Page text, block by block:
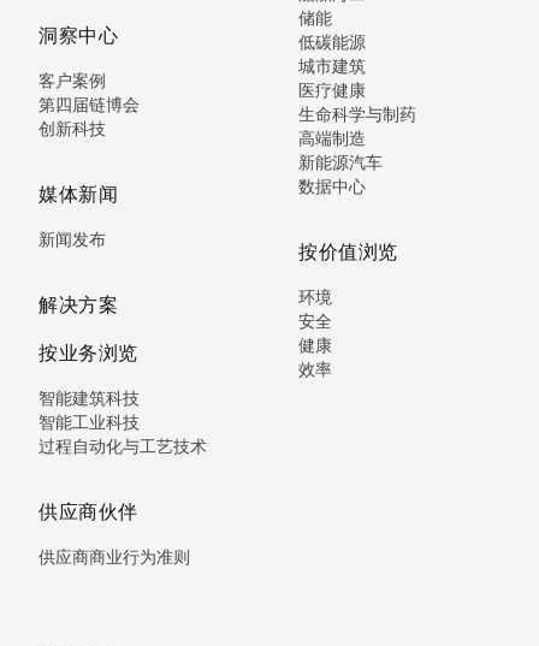
洞察中心
客户案例
第四届链博会
创新科技
媒体新闻
新闻发布
解决方案
按业务浏览
智能建筑科技
智能工业科技
过程自动化与工艺技术
供应商伙伴
供应商商业行为准则
储能
低碳能源
城市建筑
医疗健康
生命科学与制药
高端制造
新能源汽车
数据中心
按价值浏览
环境
安全
健康
效率